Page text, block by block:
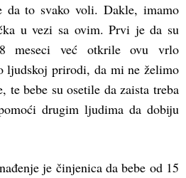
da to svako voli. Dakle, imamo
u vezi sa ovim. Prvi je da su
meseci već otkrile ovu vrlo
ljudskoj prirodi, da mi ne želimo
te bebe su osetile da zaista treba
drugim ljudima da dobiju
je činjenica da bebe od 15